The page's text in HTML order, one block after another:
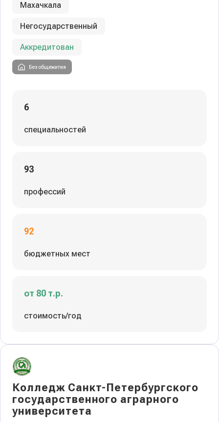
Махачкала
Негосударственный
Аккредитован
Без общежития
6
специальностей
93
профессий
92
бюджетных мест
от 80 т.р.
стоимость/год
Колледж Санкт-Петербургского
государственного аграрного
университета